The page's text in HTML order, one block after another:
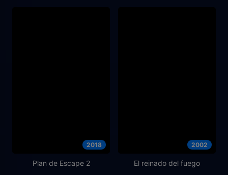
2018
Plan de Escape 2
2002
El reinado del fuego